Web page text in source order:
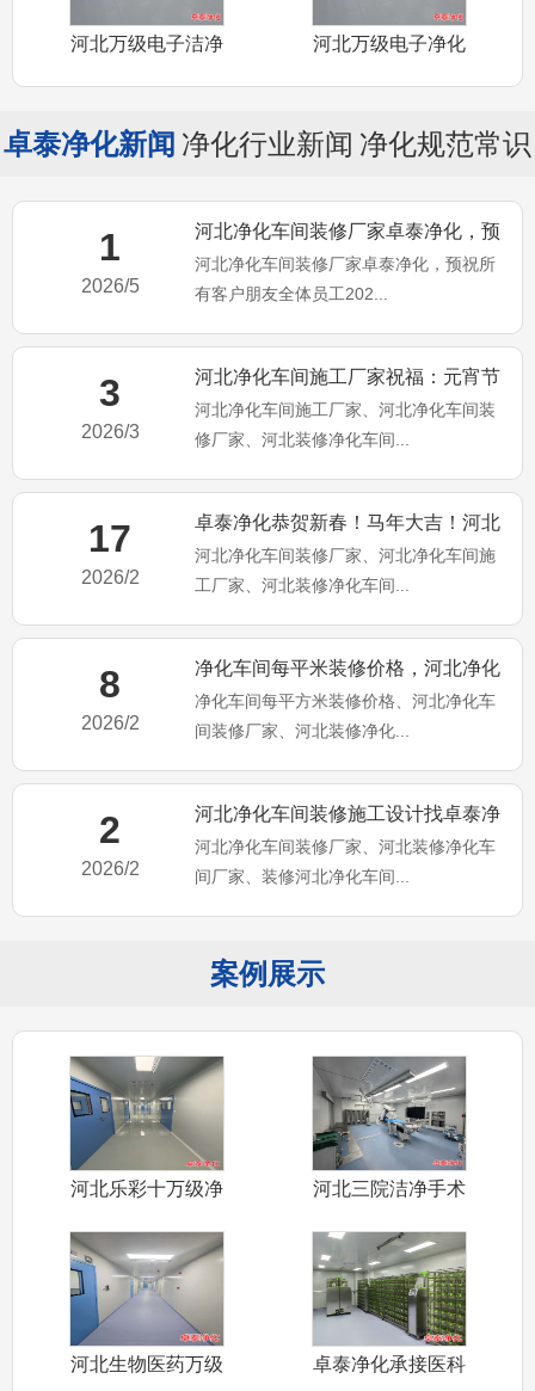
河北万级电子洁净
河北万级电子净化
卓泰净化新闻 净化行业新闻 净化规范常识
1
2026/5
河北净化车间装修厂家卓泰净化，预
祝所有客户朋友全体员工20
河北净化车间装修厂家卓泰净化，预祝所
有客户朋友全体员工202...
3
2026/3
河北净化车间施工厂家祝福：元宵节
快乐！马年大吉！
河北净化车间施工厂家、河北净化车间装
修厂家、河北装修净化车间...
17
2026/2
卓泰净化恭贺新春！马年大吉！河北
净化车间装修施工厂家
河北净化车间装修厂家、河北净化车间施
工厂家、河北装修净化车间...
8
2026/2
净化车间每平米装修价格，河北净化
车间装修施工厂家为你分享
净化车间每平方米装修价格、河北净化车
间装修厂家、河北装修净化...
2
2026/2
河北净化车间装修施工设计找卓泰净
化工程公司（卓泰净化简介）
河北净化车间装修厂家、河北装修净化车
间厂家、装修河北净化车间...
案例展示
河北乐彩十万级净
河北三院洁净手术
河北生物医药万级
卓泰净化承接医科